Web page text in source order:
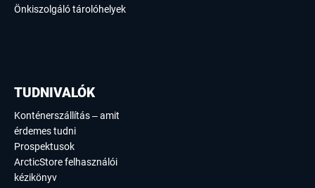
Önkiszolgáló tárolóhelyek
TUDNIVALÓK
Konténerszállítás – amit
érdemes tudni
Prospektusok
ArcticStore felhasználói
kézikönyv